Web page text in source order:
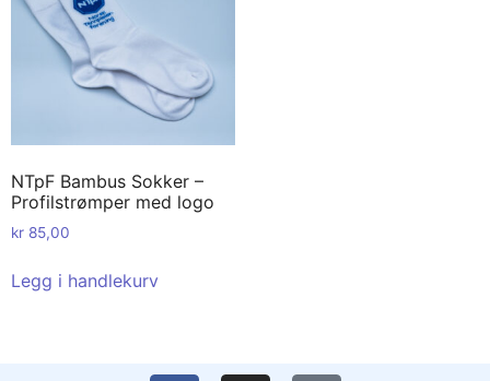
NTpF Bambus Sokker –
Profilstrømper med logo
kr 85,00
Legg i handlekurv